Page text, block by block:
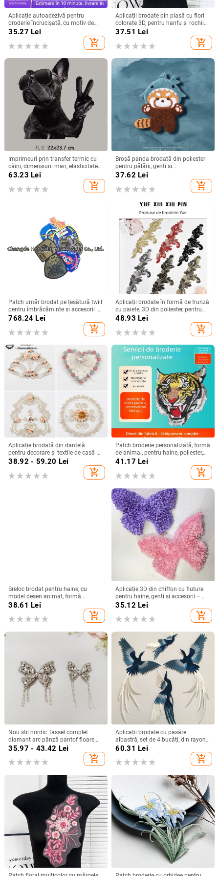
Aplicație autoadezivă pentru
broderie încrucișată, cu motiv de
broderie computerizată, pentru
haine și accesorii, fir poliester
35.27 Lei
add_shopping_cart
Aplicații brodate din plasă cu flori
colorate 3D, pentru hanfu și rochii
de dans pentru fete
37.51 Lei
add_shopping_cart
Imprimeuri prin transfer termic cu
câini, dimensiuni mari, elasticitate
ridicată, ecologice, accesibile
63.23 Lei
add_shopping_cart
Broșă panda brodată din poliester
pentru pălării, genți și
îmbrăcăminte
37.62 Lei
add_shopping_cart
Patch umăr brodat pe țesătură twill
pentru îmbrăcăminte și accesorii —
finisare margine: cusătură, lustruire
768.24 Lei
add_shopping_cart
Aplicații brodate în formă de frunză
cu paiete, 3D din poliester, pentru
paltoane, pălării, rochii și accesorii
48.93 Lei
add_shopping_cart
Aplicație brodată din dantelă
pentru decorare și textile de casă |
Material: Dantelă; Domeniu de
aplicare: Decor, Textile pentru casă;
Brand: Huafeng Window
38.92 - 59.20 Lei
add_shopping_cart
Patch broderie personalizată, formă
de animal, pentru haine, poliester,
cu hârtie de susținere
41.17 Lei
add_shopping_cart
Breloc brodat pentru haine, cu
model desen animat, formă
neregulată; materiale: țesătură, fir
poliester, PU; procese: breloc brodat,
semn de carte brodat, săculeț
38.61 Lei
add_shopping_cart
Aplicație 3D din chiffon cu fluture
pentru haine, genți și accesorii –
DIY
35.12 Lei
add_shopping_cart
Nou stil nordic Tassel complet
diamant arc pânză pantof floare
tocuri înalte accesorii DIY
35.97 - 43.42 Lei
add_shopping_cart
Aplicații brodate cu pasăre
albastră, set de 4 bucăți, din rayon,
cu spate autoadeziv, pentru
60.31 Lei
add_shopping_cart